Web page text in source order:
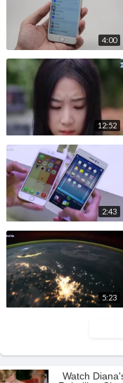
4:00
12:52
2:43
5:23